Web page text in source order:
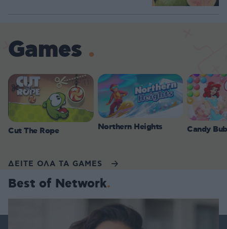
Games
Cut The Rope Northern Heights Candy
ΔΕΙΤΕ ΟΛΑ ΤΑ GAMES
Best of Network